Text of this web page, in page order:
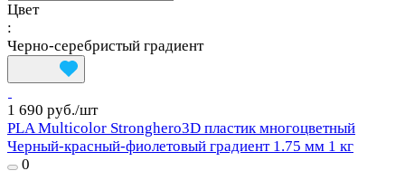
Цвет
:
Черно‑серебристый градиент
1 690 руб./шт
PLA Multicolor Stronghero3D пластик многоцветный
Черный-красный-фиолетовый градиент 1.75 мм 1 кг
0